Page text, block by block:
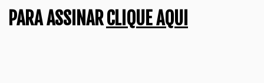
PARA ASSINARCLIQUE AQUI